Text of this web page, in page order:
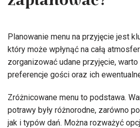
zaplanować?
Planowanie menu na przyjęcie jest
który może wpłynąć na całą
zorganizować udane przyjęcie,
preferencje gości oraz ich
Zróżnicowane menu to podstawa.
potrawy były różnorodne, zarówno
jak i typów dań. Można rozważyć